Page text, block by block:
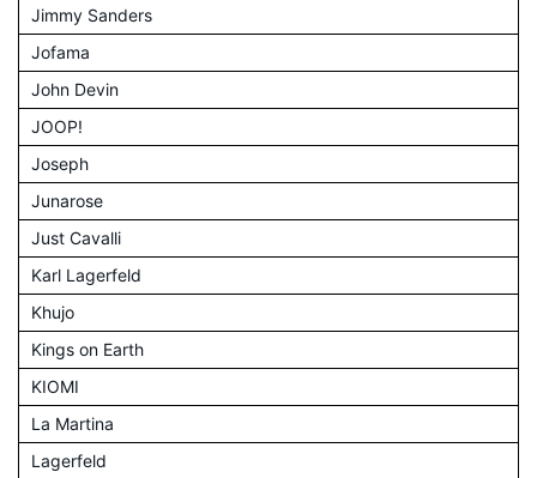
Jimmy Sanders
Jofama
John Devin
JOOP!
Joseph
Junarose
Just Cavalli
Karl Lagerfeld
Khujo
Kings on Earth
KIOMI
La Martina
Lagerfeld